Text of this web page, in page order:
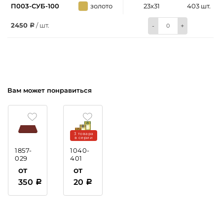
П003-СУБ-100 золото 23х31 403 шт.
2450 / шт. - +
Вам может понравиться
1857-
029
подарочная
от
350
1040-
401
с
тиснением
3 товара
в серии
от
20